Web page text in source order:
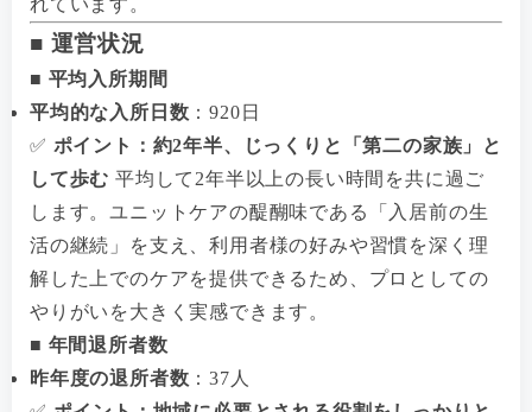
れています。
■ 運営状況
■ 平均入所期間
平均的な入所日数 ：920日
✅ ポイント：約2年半、じっくりと「第二の家族」と
して歩む 平均して2年半以上の長い時間を共に過ご
します。ユニットケアの醍醐味である「入居前の生
活の継続」を支え、利用者様の好みや習慣を深く理
解した上でのケアを提供できるため、プロとしての
やりがいを大きく実感できます。
■ 年間退所者数
昨年度の退所者数 ：37人